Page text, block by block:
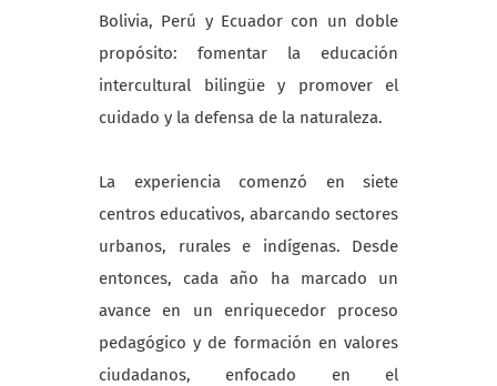
Bolivia, Perú y Ecuador con un doble
propósito: fomentar la educación
intercultural bilingüe y promover el
cuidado y la defensa de la naturaleza.
La experiencia comenzó en siete
centros educativos, abarcando sectores
urbanos, rurales e indígenas. Desde
entonces, cada año ha marcado un
avance en un enriquecedor proceso
pedagógico y de formación en valores
ciudadanos, enfocado en el